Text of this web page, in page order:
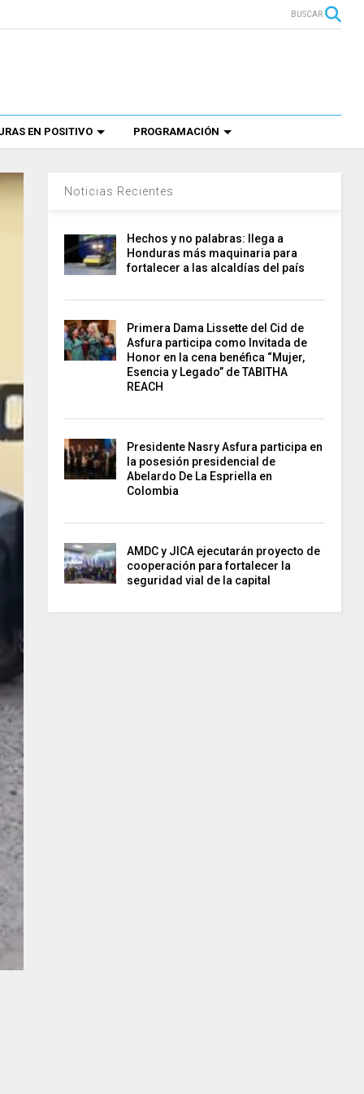
BUSCAR
EN POSITIVO PROGRAMACIÓN
Noticias Recientes
Hechos y no palabras: llega a
Honduras más maquinaria para
fortalecer a las alcaldías del país
Primera Dama Lissette del Cid de
Asfura participa como Invitada de
Honor en la cena benéfica “Mujer,
Esencia y Legado” de TABITHA
REACH
Presidente Nasry Asfura participa en
la posesión presidencial de
Abelardo De La Espriella en
Colombia
AMDC y JICA ejecutarán proyecto de
cooperación para fortalecer la
seguridad vial de la capital